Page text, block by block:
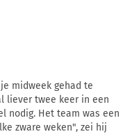
midweek gehad te
liever twee keer in een
nodig. Het team was een
zware weken", zei hij